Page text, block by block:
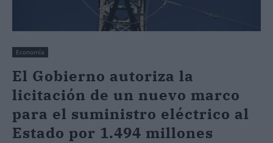
Economía
El Gobierno autoriza la
licitación de un nuevo marco
para el suministro eléctrico al
Estado por 1.494 millones